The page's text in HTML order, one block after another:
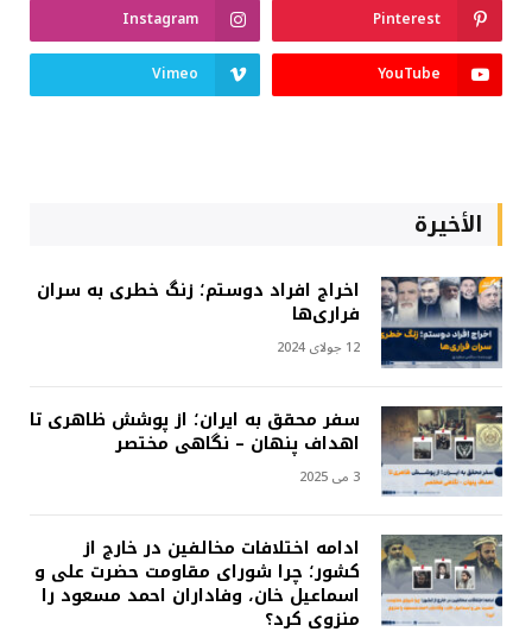
Pinterest
Instagram
YouTube
Vimeo
الأخيرة
اخراج افراد دوستم؛ زنگ خطری به سران
فراری‌ها
12 جولای 2024
سفر محقق به ایران؛ از پوشش ظاهری تا
اهداف پنهان – نگاهی مختصر
3 می 2025
ادامه اختلافات مخالفین در خارج از
کشور؛ چرا شورای مقاومت حضرت علی و
اسماعیل خان، وفاداران احمد مسعود را
منزوی کرد؟